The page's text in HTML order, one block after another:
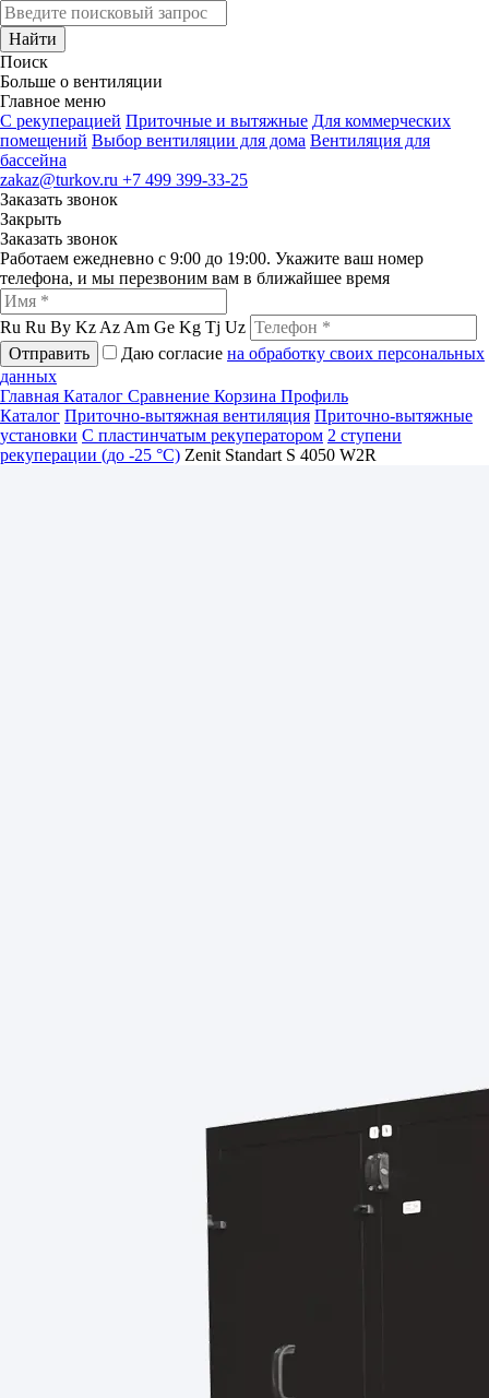
Найти
Поиск
Больше о вентиляции
Главное меню
C рекуперацией Приточные и вытяжные Для коммерческих
помещений Выбор вентиляции для дома Вентиляция для
бассейна
zakaz@turkov.ru +7 499 399-33-25
Заказать звонок
Закрыть
Заказать звонок
Работаем ежедневно с 9:00 до 19:00. Укажите ваш номер
телефона, и мы перезвоним вам в ближайшее время
Ru Ru By Kz Az Am Ge Kg Tj Uz
Отправить
Даю согласие на обработку своих персональных
данных
Главная Каталог Сравнение Корзина Профиль
Каталог Приточно-вытяжная вентиляция Приточно-вытяжные
установки С пластинчатым рекуператором 2 ступени
рекуперации (до -25 °C) Zenit Standart S 4050 W2R